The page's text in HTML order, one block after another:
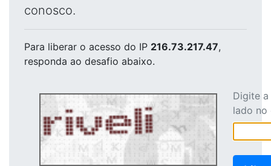
conosco.
Para liberar o acesso do IP 216.73.217.47,
responda ao desafio abaixo.
Digite
lado no